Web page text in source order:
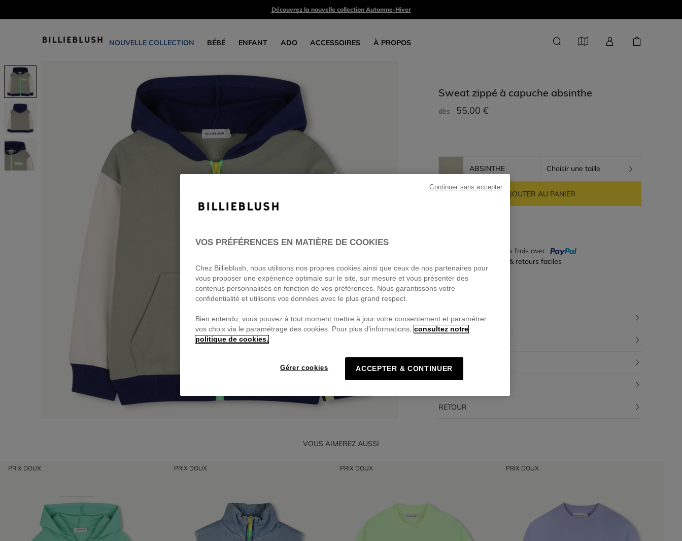
Découvrez la nouvelle collection Automne-Hiver
NOUVELLE COLLECTION BÉBÉ ENFANT ADO ACCESSOIRES À PROPOS
Sweat zippé à capuche absinthe
dès 55,00 €
ABSINTHE Choisir une taille
AJOUTER AU PANIER
Payez en 4 fois sans frais avec
🔒Paiement sécurisé & retours faciles
DESCRIPTION
RETOUR
VOUS AIMEREZ AUSSI
PRIX DOUX PRIX DOUX PRIX DOUX PRIX DOUX
VOS PRÉFÉRENCES EN MATIÈRE DE COOKIES
Chez Billieblush, nous utilisons nos propres cookies ainsi que ceux de nos partenaires pour
vous proposer une expérience optimale sur le site, sur mesure et vous présenter des
contenus personnalisés en fonction de vos préférences. Nous garantissons votre
confidentialité et utilisons vos données avec le plus grand respect.
Bien entendu, vous pouvez à tout moment mettre à jour votre consentement et paramétrer
vos choix via le paramétrage des cookies. Pour plus d'informations, consultez notre
politique de cookies.
Gérer cookies ACCEPTER & CONTINUER
Continuer sans accepter